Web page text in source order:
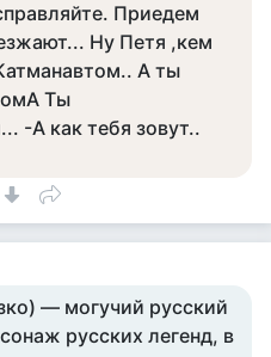
Приедем
Ну Петя ,кем
А ты
Ты
-А как тебя зовут..
— могучий русский
русских легенд, в